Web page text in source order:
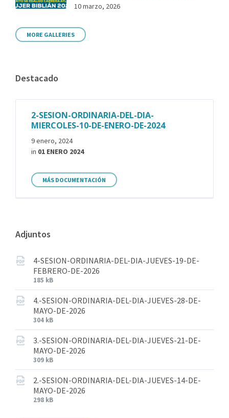
10 marzo, 2026
MORE GALLERIES
Destacado
2-SESION-ORDINARIA-DEL-DIA-
MIERCOLES-10-DE-ENERO-DE-2024
9 enero, 2024
in 01 ENERO 2024
MÁS DOCUMENTACIÓN
Adjuntos
4-SESION-ORDINARIA-DEL-DIA-JUEVES-19-DE-
FEBRERO-DE-2026
185 kB
4.-SESION-ORDINARIA-DEL-DIA-JUEVES-28-DE-
MAYO-DE-2026
304 kB
3.-SESION-ORDINARIA-DEL-DIA-JUEVES-21-DE-
MAYO-DE-2026
309 kB
2.-SESION-ORDINARIA-DEL-DIA-JUEVES-14-DE-
MAYO-DE-2026
298 kB